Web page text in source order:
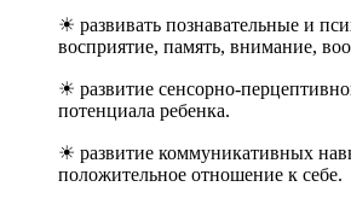
☀ развивать познавательные и
восприятие, память, внимание,
☀ развитие сенсорно-
потенциала ребенка.
☀ развитие коммуникативных
положительное отношение к себе.